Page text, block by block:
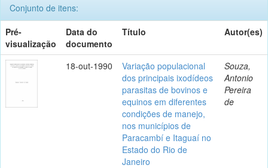
Conjunto de itens:
Pré-
visualização
Data do
documento
Título Autor(es)
18-out-1990
Variação populacional
dos principais ixodídeos
parasitas de bovinos e
equinos em diferentes
condições de manejo,
nos municípios de
Paracambí e Itaguaí no
Estado do Rio de
Janeiro
Souza,
Antonio
Pereira
de